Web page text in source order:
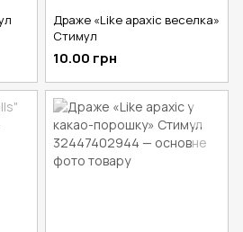
Драже «Like арахіс веселка»
Стимул
10.00 грн